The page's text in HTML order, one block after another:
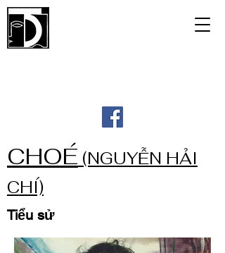
CHOÉ (NGUYỄN HẢI
CHÍ)
Tiểu sử